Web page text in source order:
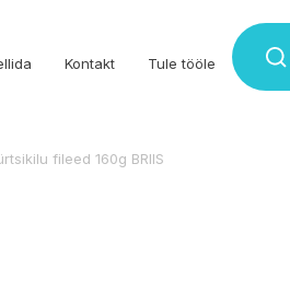
Kontakt Tule tööle
fileed 160g BRIIS